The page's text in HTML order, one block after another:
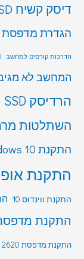
דיסק קשיח SSD
הגדרת מדפסת HP
הדרכות קורסים למחשב
המחשב לא
הרדיסק SSD
השתלטות
התקנת Windows 10
התקנת
התקנת ווינדוס 10
התקנת
התקנת מדפסת hp 2620